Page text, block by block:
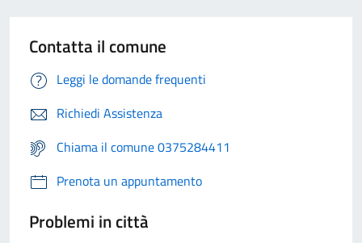
Contatta il comune
Leggi le domande frequenti
Richiedi Assistenza
Chiama il comune 0375284411
Prenota un appuntamento
Problemi in città